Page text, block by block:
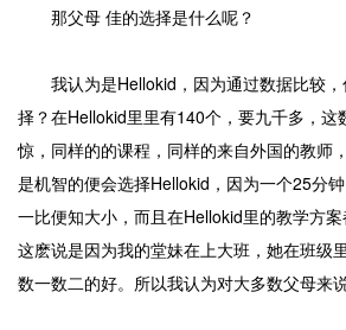
那父母 佳的选择是什么呢？
我认为是Hellokid，因为通过数据比较，
择？在Hellokid里里有140个，要九千多，这
惊，同样的的课程，同样的来自外国的教师
是机智的便会选择Hellokid，因为一个25分
一比便知大小，而且在Hellokid里的教学方
这麽说是因为我的堂妹在上大班，她在班级
数一数二的好。所以我认为对大多数父母来